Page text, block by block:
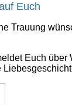
Euch
Trauung
Euch